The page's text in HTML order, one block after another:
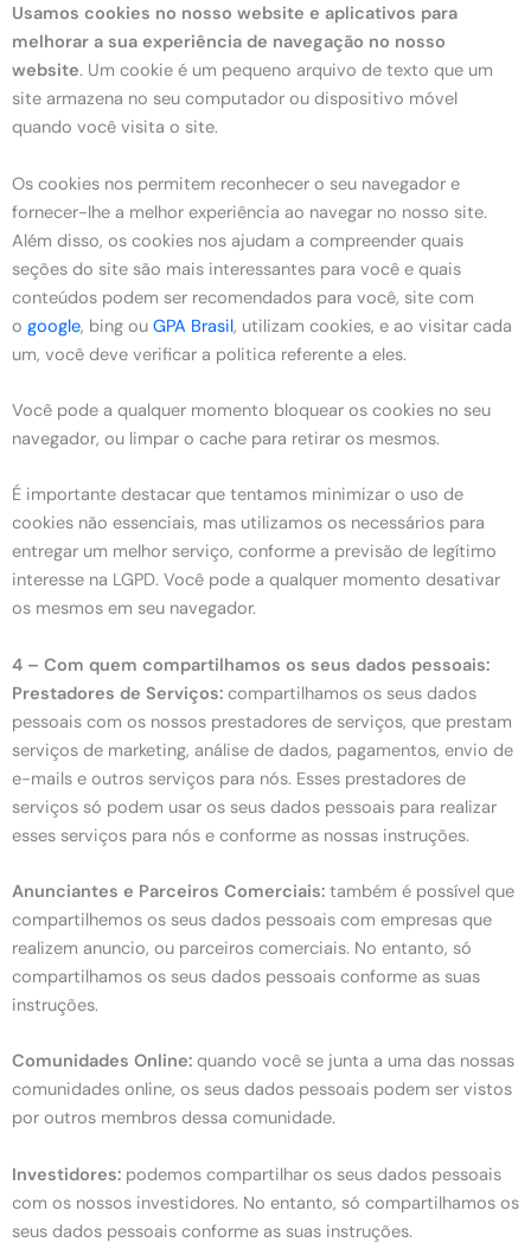
Usamos cookies no nosso website e aplicativos para
melhorar a sua experiência de navegação no nosso
website. Um cookie é um pequeno arquivo de texto que um
site armazena no seu computador ou dispositivo móvel
quando você visita o site.
Os cookies nos permitem reconhecer o seu navegador e
fornecer-lhe a melhor experiência ao navegar no nosso site.
Além disso, os cookies nos ajudam a compreender quais
seções do site são mais interessantes para você e quais
conteúdos podem ser recomendados para você, site com
o google, bing ou GPA Brasil, utilizam cookies, e ao visitar cada
um, você deve verificar a politica referente a eles.
Você pode a qualquer momento bloquear os cookies no seu
navegador, ou limpar o cache para retirar os mesmos.
É importante destacar que tentamos minimizar o uso de
cookies não essenciais, mas utilizamos os necessários para
entregar um melhor serviço, conforme a previsão de legítimo
interesse na LGPD. Você pode a qualquer momento desativar
os mesmos em seu navegador.
4 – Com quem compartilhamos os seus dados pessoais:
Prestadores de Serviços: compartilhamos os seus dados
pessoais com os nossos prestadores de serviços, que prestam
serviços de marketing, análise de dados, pagamentos, envio de
e-mails e outros serviços para nós. Esses prestadores de
serviços só podem usar os seus dados pessoais para realizar
esses serviços para nós e conforme as nossas instruções.
Anunciantes e Parceiros Comerciais: também é possível que
compartilhemos os seus dados pessoais com empresas que
realizem anuncio, ou parceiros comerciais. No entanto, só
compartilhamos os seus dados pessoais conforme as suas
instruções.
Comunidades Online: quando você se junta a uma das nossas
comunidades online, os seus dados pessoais podem ser vistos
por outros membros dessa comunidade.
Investidores: podemos compartilhar os seus dados pessoais
com os nossos investidores. No entanto, só compartilhamos os
seus dados pessoais conforme as suas instruções.